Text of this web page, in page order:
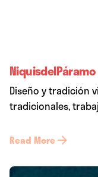
NiquisdelPáramo
Diseño y tradición
tradicionales,
Read More